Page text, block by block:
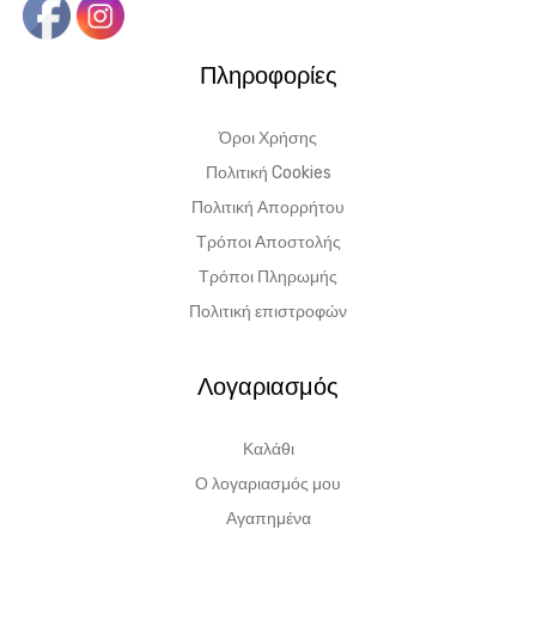
Πληροφορίες
Όροι Χρήσης
Πολιτική Cookies
Πολιτική Απορρήτου
Τρόποι Αποστολής
Τρόποι Πληρωμής
Πολιτική επιστροφών
Λογαριασμός
Καλάθι
Ο λογαριασμός μου
Αγαπημένα